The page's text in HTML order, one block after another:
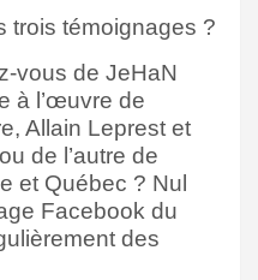
trois témoignages ?
vous de JeHaN
à l’œuvre de
Allain Leprest et
de l’autre de
et Québec ? Nul
Facebook du
des